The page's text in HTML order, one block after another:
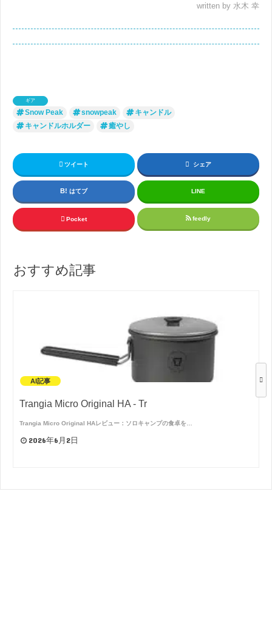
written by 水木 幸
ギア
Snow Peak snowpeak
キャンドル
キャンドルホルダー
癒やし
ツイート シェア
はてブ LINE
Pocket feedly
おすすめ記事
AI記事
Trangia Micro Original HA - Tr
Trangia Micro Original HAレビュー：ソロキャンプの食卓を…
2026年6月2日